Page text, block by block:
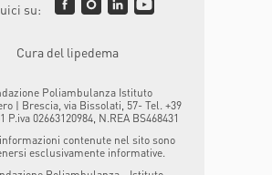
su:
Cura del lipedema
Poliambulanza Istituto
| Brescia, via Bissolati, 57- Tel. +39
P.iva 02663120984, N.REA BS468431
contenute nel sito sono
esclusivamente informative.